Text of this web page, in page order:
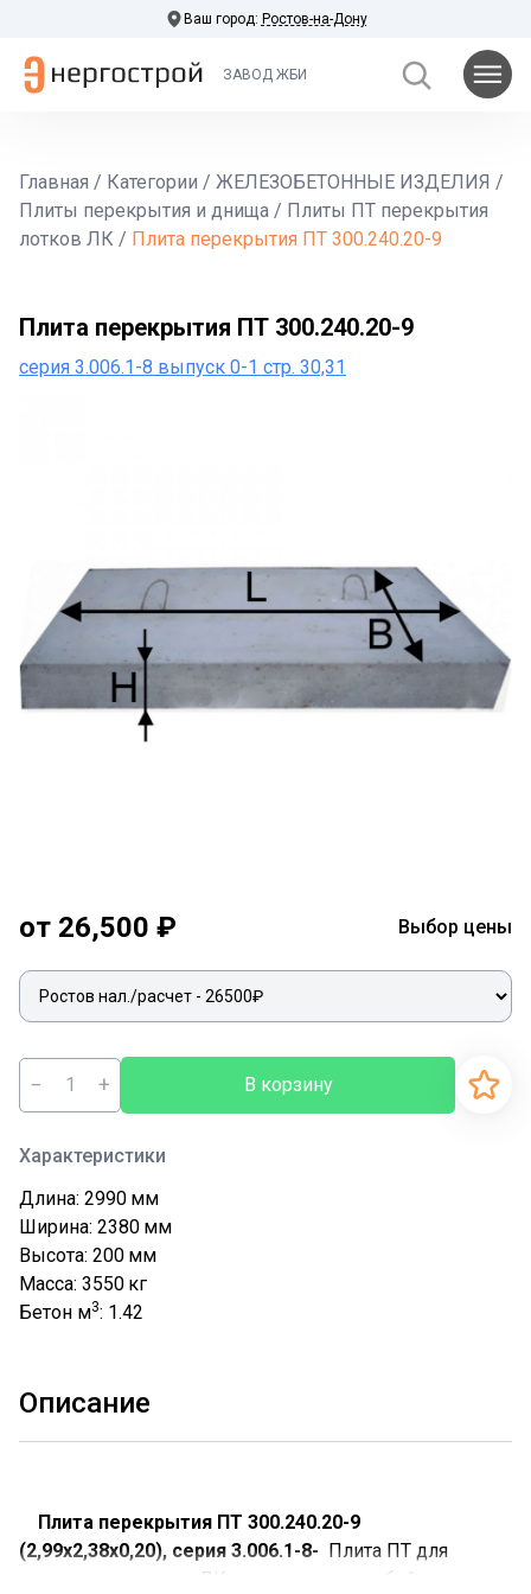
Ваш город: Ростов-на-Дону
ЗАВОД ЖБИ
Главная / Категории / ЖЕЛЕЗОБЕТОННЫЕ ИЗДЕЛИЯ /
Плиты перекрытия и днища / Плиты ПТ перекрытия
лотков ЛК / Плита перекрытия ПТ 300.240.20-9
Плита перекрытия ПТ 300.240.20-9
серия 3.006.1-8 выпуск 0-1 стр. 30,31
от 26,500 ₽ Выбор цены
− + В корзину
Характеристики
Длина: 2990 мм
Ширина: 2380 мм
Высота: 200 мм
Масса: 3550 кг
Бетон м3: 1.42
Описание
Плита перекрытия ПТ 300.240.20-9
(2,99х2,38х0,20), серия 3.006.1-8- Плита ПТ для
перекрытия лотков ЛК представляют собой